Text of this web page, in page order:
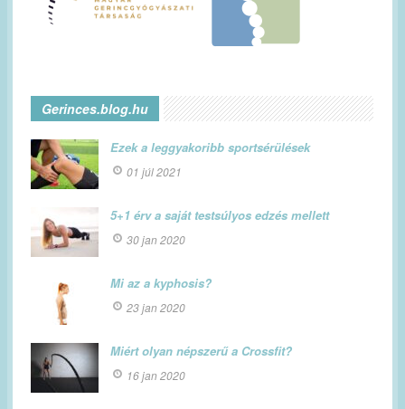
Gerinces.blog.hu
Ezek a leggyakoribb sportsérülések
01 júl 2021
5+1 érv a saját testsúlyos edzés mellett
30 jan 2020
Mi az a kyphosis?
23 jan 2020
Miért olyan népszerű a Crossfit?
16 jan 2020